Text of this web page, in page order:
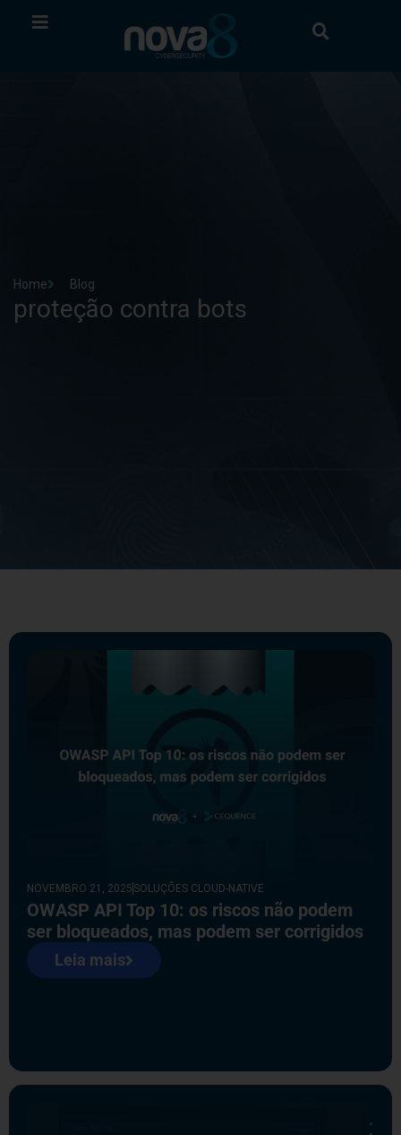
Home Blog
proteção contra bots
NOVEMBRO 21, 2025 SOLUÇÕES CLOUD-NATIVE
OWASP API Top 10: os riscos não podem
ser bloqueados, mas podem ser corrigidos
Leia mais